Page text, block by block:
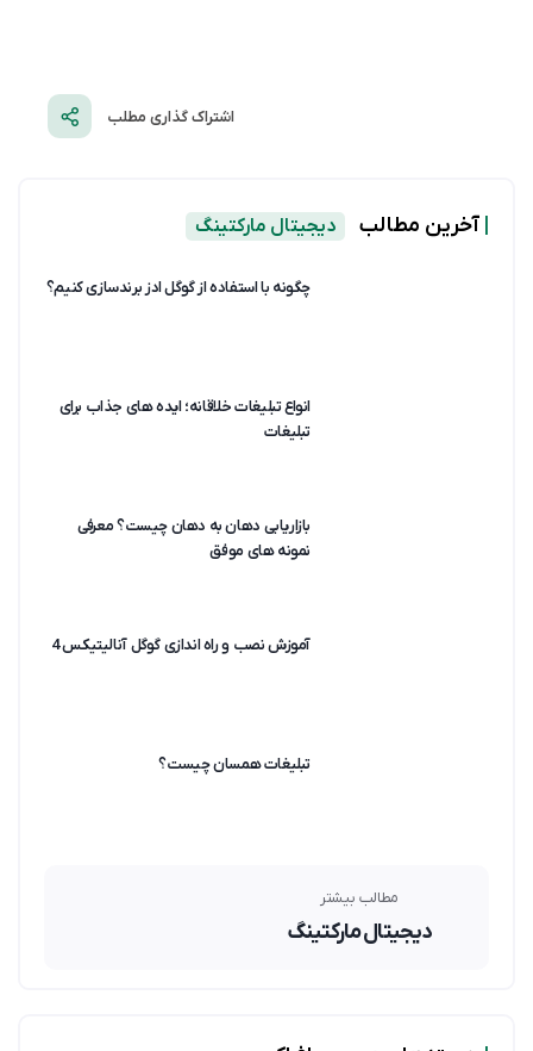
اشتراک گذاری مطلب
آخرین مطالب دیجیتال مارکتینگ
چگونه با استفاده از گوگل ادز برندسازی کنیم؟
انواع تبلیغات خلاقانه؛ ایده های جذاب برای
تبلیغات
بازاریابی دهان به دهان چیست؟ معرفی
نمونه های موفق
آموزش نصب و راه اندازی گوگل آنالیتیکس 4
تبلیغات همسان چیست؟
مطالب بیشتر
دیجیتال مارکتینگ